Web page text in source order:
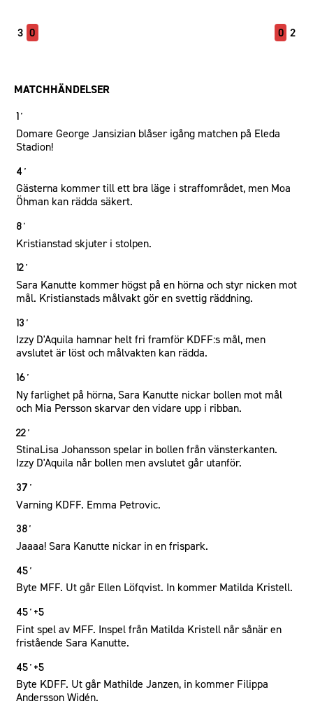
3 0 2
0
MATCHHÄNDELSER
1´
Domare George Jansizian blåser igång matchen på Eleda
Stadion!
4´
Gästerna kommer till ett bra läge i straffområdet, men Moa
Öhman kan rädda säkert.
8´
Kristianstad skjuter i stolpen.
12´
Sara Kanutte kommer högst på en hörna och styr nicken mot
mål. Kristianstads målvakt gör en svettig räddning.
13´
Izzy D'Aquila hamnar helt fri framför KDFF:s mål, men
avslutet är löst och målvakten kan rädda.
16´
Ny farlighet på hörna, Sara Kanutte nickar bollen mot mål
och Mia Persson skarvar den vidare upp i ribban.
22´
StinaLisa Johansson spelar in bollen från vänsterkanten.
Izzy D'Aquila når bollen men avslutet går utanför.
37´
Varning KDFF. Emma Petrovic.
38´
Jaaaa! Sara Kanutte nickar in en frispark.
45´
Byte MFF. Ut går Ellen Löfqvist. In kommer Matilda Kristell.
45´+5
Fint spel av MFF. Inspel från Matilda Kristell når sånär en
fristående Sara Kanutte.
45´+5
Byte KDFF. Ut går Mathilde Janzen, in kommer Filippa
Andersson Widén.